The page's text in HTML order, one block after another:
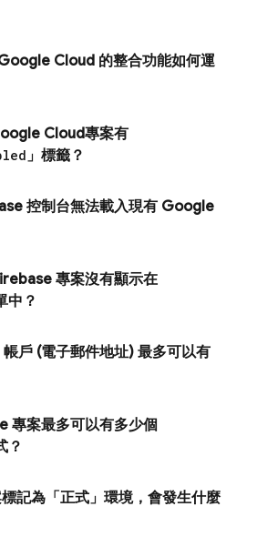
Cloud 的整合功能如何運
Cloud專案有
」標籤？
控制台無法載入現有 Google
專案沒有顯示在
中？
戶 (電子郵件地址) 最多可以有
專案最多可以有多少個
？
記為「正式」環境，會發生什麼